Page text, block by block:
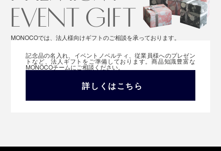
MONOCOでは、法人様向けギフトのご相談を承っております。
記念品の名入れ、イベントノベルティ、従業員様へのプレゼン
トなど、法人ギフトをご準備しております。商品知識豊富な
MONOCOチームにご相談ください。
詳しくはこちら